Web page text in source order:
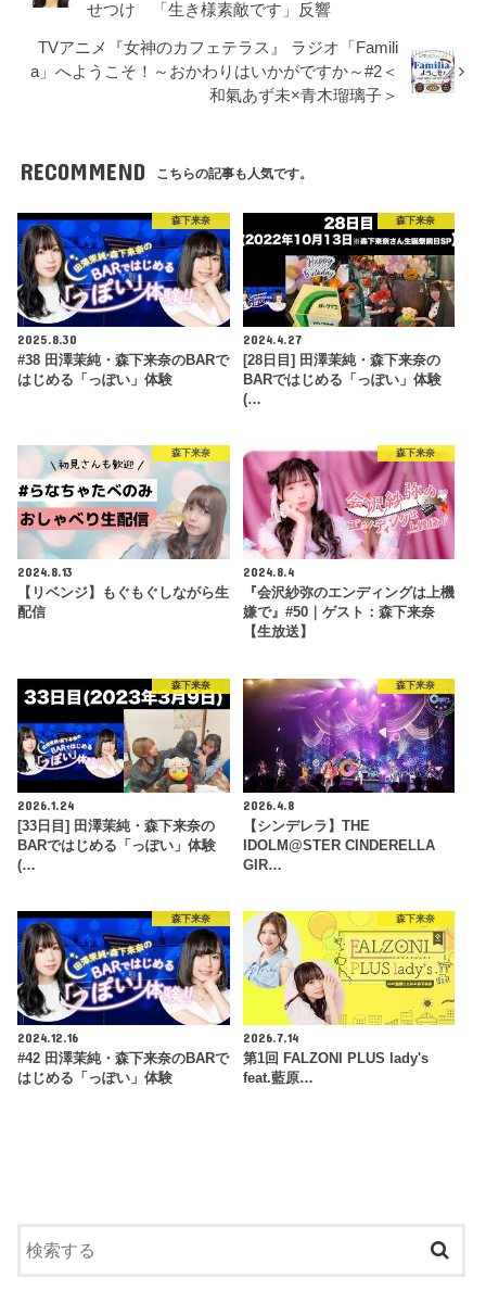
せつけ 「生き様素敵です」反響
TVアニメ『女神のカフェテラス』 ラジオ「Famili
a」へようこそ！～おかわりはいかがですか～#2＜
和氣あず未×青木瑠璃子＞
RECOMMEND こちらの記事も人気です。
森下来奈
2025.8.30
#38 田澤茉純・森下来奈のBARで
はじめる「っぽい」体験
森下来奈
2024.4.27
[28日目] 田澤茉純・森下来奈の
BARではじめる「っぽい」体験
(…
森下来奈
2024.8.13
【リベンジ】もぐもぐしながら生
配信
森下来奈
2024.8.4
『会沢紗弥のエンディングは上機
嫌で』#50｜ゲスト：森下来奈
【生放送】
森下来奈
2026.1.24
[33日目] 田澤茉純・森下来奈の
BARではじめる「っぽい」体験
(…
森下来奈
2026.4.8
【シンデレラ】THE
IDOLM@STER CINDERELLA
GIR…
森下来奈
2024.12.16
#42 田澤茉純・森下来奈のBARで
はじめる「っぽい」体験
森下来奈
2026.7.14
第1回 FALZONI PLUS lady's
feat.藍原…